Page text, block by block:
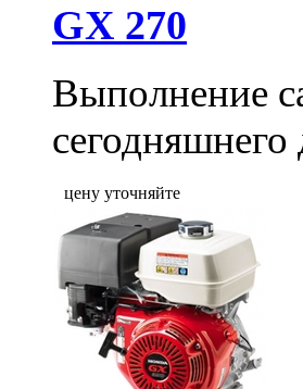
GX 270
Выполнение
цену уточняйте